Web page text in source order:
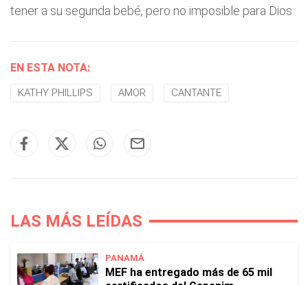
tener a su segunda bebé, pero no imposible para Dios.
EN ESTA NOTA:
KATHY PHILLIPS AMOR CANTANTE
LAS MÁS LEÍDAS
PANAMÁ
MEF ha entregado más de 65 mil